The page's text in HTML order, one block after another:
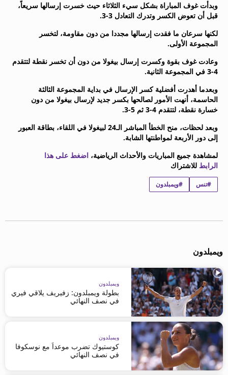
وبدأت غوف المباراة بشكل سيء الثلاثاء حيث خسرت إرسالها سريعاً،
قبل أن تعوض الكسر وتدرك التعادل 3-3.
لكنها سرعان ما فقدت إرسالها مجددا من دون مقاومة، لتخسر
المجموعة الأولى.
وعادت غوف بقوة وكسرت إرسال بيغولا من دون أن تخسر نقطة لتتقدم
4-3 في المجموعة الثانية.
وبعدما أهدرت أفضلية كسر الإرسال في بداية المجموعة الثالثة
الحاسمة، أنهت الأمور لصالحها بكسر جديد لإرسال بيغولا من دون
خسارة نقطة، لتتقدم 4-3 ثم 5-3.
وبعد لحظات، منح الخطأ المباشر الـ24 لبيغولا في اللقاء، بطاقة العبور
إلى دور الأربعة لمواطنتها الشابة.
لمشاهدة جميع المباريات والأحداث الرياضية، اضغط على هذا
الرابط للاشتراك
#تنس #ويمبلدون
ويمبلدون
ويمبلدون
بطولة ويمبلدون: زفيريف يلاقي فيري
في نصف النهائي
ويمبلدون
كوستيوك تضرب موعداً مع نوسكوفا
في نصف النهائي